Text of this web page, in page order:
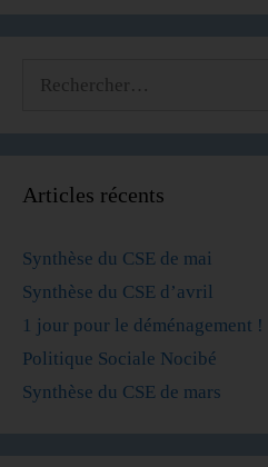
Articles récents
Synthèse du CSE de mai
Synthèse du CSE d’avril
1 jour pour le déménagement !
Politique Sociale Nocibé
Synthèse du CSE de mars